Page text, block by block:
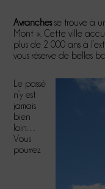
Avranchesse trouve à
Mont ». Cette ville
plus de 2 000 ans à
vous réserve de belles
Le passé
n’y est
jamais
bien
loin…
Vous
pourrez